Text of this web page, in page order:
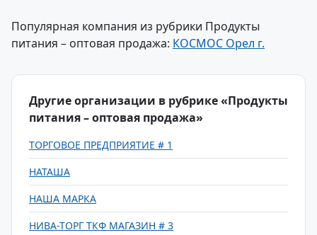
Популярная компания из рубрики Продукты
питания – оптовая продажа: КОСМОС Орел г.
Другие организации в рубрике «Продукты
питания – оптовая продажа»
ТОРГОВОЕ ПРЕДПРИЯТИЕ # 1
НАТАША
НАША МАРКА
НИВА-ТОРГ ТКФ МАГАЗИН # 3